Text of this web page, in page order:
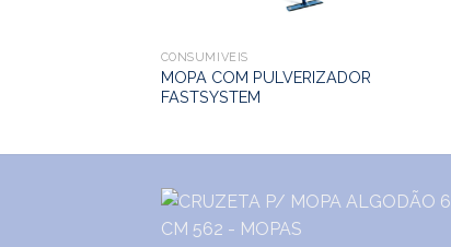
CONSUMÍVEIS
MOPA COM PULVERIZADOR
FASTSYSTEM